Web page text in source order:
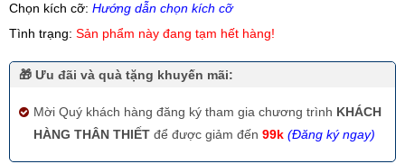
Chọn kích cỡ: Hướng dẫn chọn kích cỡ
Tình trạng: Sản phẩm này đang tạm hết hàng!
🎁 Ưu đãi và quà tặng khuyến mãi:
Mời Quý khách hàng đăng ký tham gia chương trình KHÁCH
HÀNG THÂN THIẾT để được giảm đến 99k (Đăng ký ngay)